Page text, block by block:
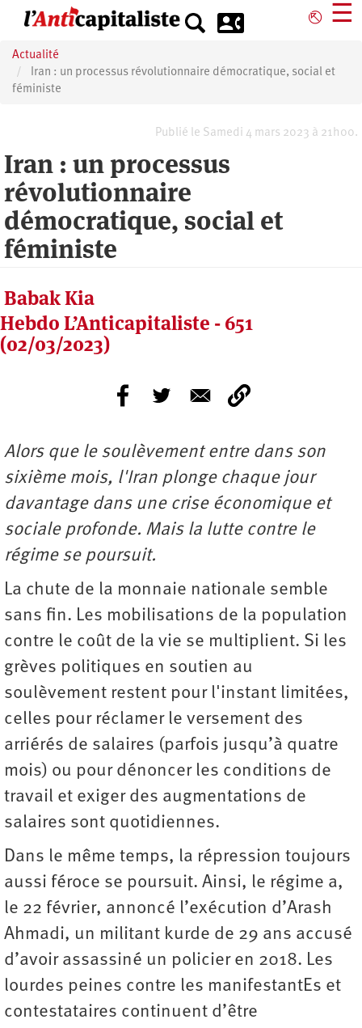
principal
⎋ ☰
Actualité
Iran : un processus révolutionnaire démocratique, social et
féministe
Publié le Samedi 4 mars 2023 à 21h00.
Iran : un processus
révolutionnaire
démocratique, social et
féministe
Babak Kia
Hebdo L’Anticapitaliste - 651
(02/03/2023)
Alors que le soulèvement entre dans son
sixième mois, l'Iran plonge chaque jour
davantage dans une crise économique et
sociale profonde. Mais la lutte contre le
régime se poursuit.
La chute de la monnaie nationale semble
sans fin. Les mobilisations de la population
contre le coût de la vie se multiplient. Si les
grèves politiques en soutien au
soulèvement restent pour l'instant limitées,
celles pour réclamer le versement des
arriérés de salaires (parfois jusqu’à quatre
mois) ou pour dénoncer les conditions de
travail et exiger des augmentations de
salaires sont quotidiennes.
Dans le même temps, la répression toujours
aussi féroce se poursuit. Ainsi, le régime a,
le 22 février, annoncé l’exécution d’Arash
Ahmadi, un militant kurde de 29 ans accusé
d’avoir assassiné un policier en 2018. Les
lourdes peines contre les manifestantEs et
contestataires continuent d’être